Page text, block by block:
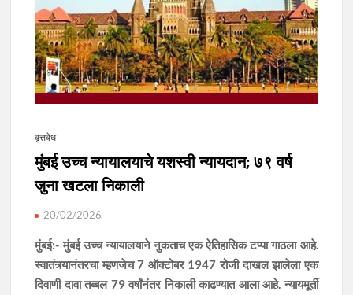
वृत्तवेध
मुंबई उच्च न्यायालयाचे यशस्वी न्यायदान; ७९ वर्ष
जुना खटला निकाली
20/02/2026
मुंबई:- मुंबई उच्च न्यायालयाने नुकताच एक ऐतिहासिक टप्पा गाठला आहे.
स्वातंत्र्यानंतरचा म्हणजेच 7 ऑक्टोबर 1947 रोजी दाखल झालेला एक
दिवाणी दावा तब्बल 79 वर्षांनंतर निकाली काढण्यात आला आहे. न्यायमूर्ती